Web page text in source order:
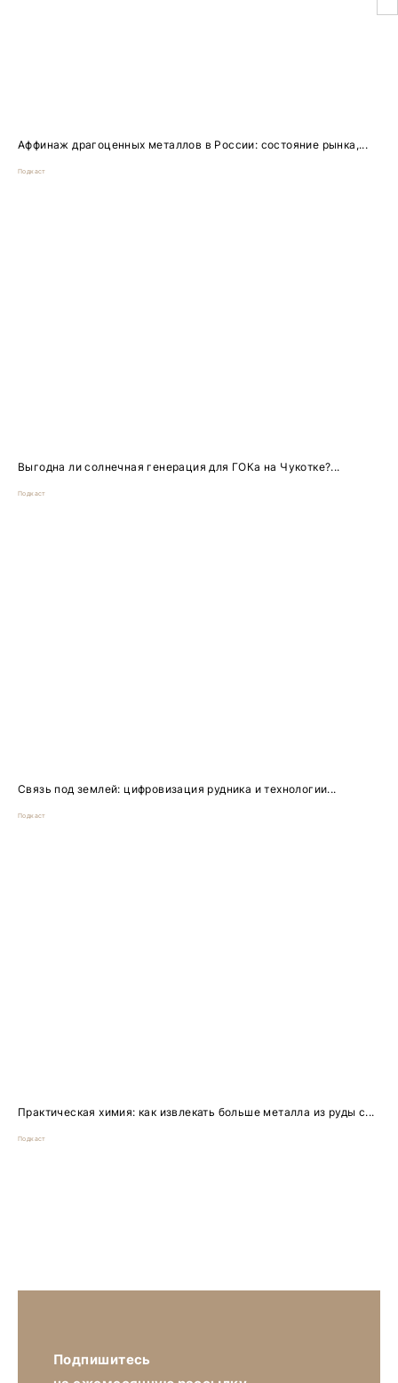
Аффинаж драгоценных металлов в России: состояние рынка,...
Подкаст
Выгодна ли солнечная генерация для ГОКа на Чукотке?...
Подкаст
Связь под землей: цифровизация рудника и технологии...
Подкаст
Практическая химия: как извлекать больше металла из руды с...
Подкаст
Подпишитесь